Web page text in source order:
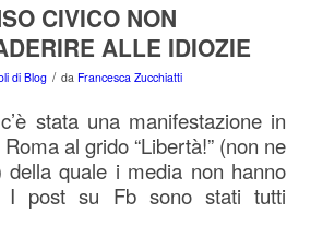
CIVICO NON
ALLE IDIOZIE
di Blog / da Francesca Zucchiatti
stata una manifestazione in
al grido “Libertà!” (non ne
della quale i media non hanno
I post su Fb sono stati tutti